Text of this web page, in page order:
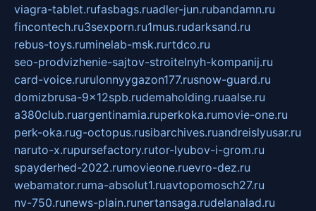
viagra-tablet.rufasbags.ruadler-jun.rubandamn.ru
fincontech.ru3sexporn.ru1mus.rudarksand.ru
rebus-toys.ruminelab-msk.rurtdco.ru
seo-prodvizhenie-sajtov-stroitelnyh-kompanij.ru
card-voice.rurulonnyygazon177.rusnow-guard.ru
domizbrusa-9x12spb.rudemaholding.ruaalse.ru
a380club.ruargentinamia.ruperkoka.rumovie-one.ru
perk-oka.rug-octopus.rusibarchives.ruandreislyusar.ru
naruto-x.rupursefactory.rutor-lyubov-i-grom.ru
spayderhed-2022.rumovieone.ruevro-dez.ru
webamator.ruma-absolut1.ruavtopomosch27.ru
nv-750.runews-plain.runertansaga.rudelanalad.ru